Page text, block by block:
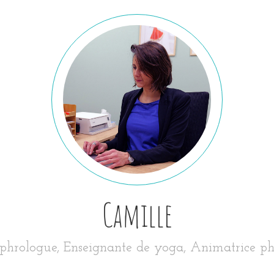
Camille
Enseignante de yoga, Animatrice